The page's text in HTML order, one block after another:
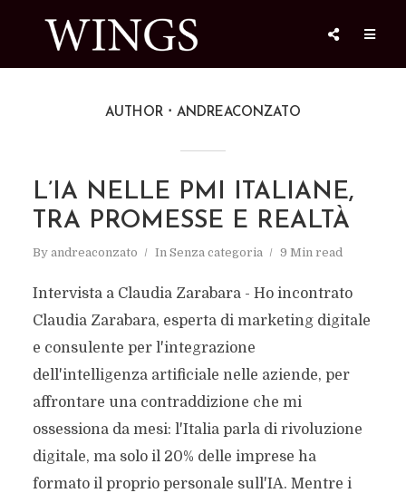
AUTHOR ANDREACONZATO
L’IA NELLE PMI ITALIANE,
TRA PROMESSE E REALTÀ
By andreaconzato In Senza categoria 9 Min read
Intervista a Claudia Zarabara - Ho incontrato
Claudia Zarabara, esperta di marketing digitale
e consulente per l'integrazione
dell'intelligenza artificiale nelle aziende, per
affrontare una contraddizione che mi
ossessiona da mesi: l'Italia parla di rivoluzione
digitale, ma solo il 20% delle imprese ha
formato il proprio personale sull'IA. Mentre i